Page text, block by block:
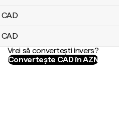
CAD
CAD
Vrei să convertești invers?
Convertește CAD în AZN